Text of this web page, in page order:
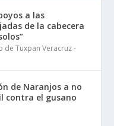
a las
de la cabecera
de Tuxpan Veracruz -
de Naranjos a no
contra el gusano